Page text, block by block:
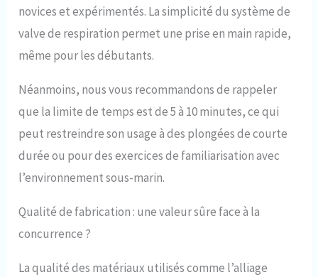
par l'eau de mer grâce au
procédé d'extrusion à
intégré, à la peinture par
polissage haute brillance.
Le masque de protection
respiratoire est fabriqué
en silicone de qualité
alimentaire avec
brouillard salin, lisse et
déforme pas et ne se
cordon anti-perte et le
novices et expérimentés. La simplicité du système de
valve de respiration permet une prise en main rapide,
même pour les débutants.
Néanmoins, nous vous recommandons de rappeler
que la limite de temps est de 5 à 10 minutes, ce qui
peut restreindre son usage à des plongées de courte
durée ou pour des exercices de familiarisation avec
l’environnement sous-marin.
Qualité de fabrication : une valeur sûre face à la
concurrence ?
La qualité des matériaux utilisés comme l’alliage